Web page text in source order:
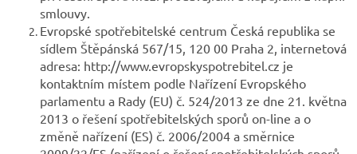
smlouvy.
Evropské spotřebitelské centrum Česká republika se
sídlem Štěpánská 567/15, 120 00 Praha 2, internetová
adresa: http://www.evropskyspotrebitel.cz je
kontaktním místem podle Nařízení Evropského
parlamentu a Rady (EU) č. 524/2013 ze dne 21. května
2013 o řešení spotřebitelských sporů on-line a o
změně nařízení (ES) č. 2006/2004 a směrnice